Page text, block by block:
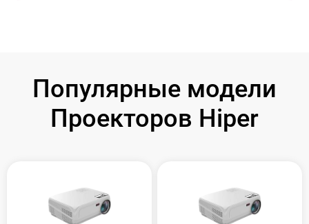
Популярные модели
Проекторов Hiper